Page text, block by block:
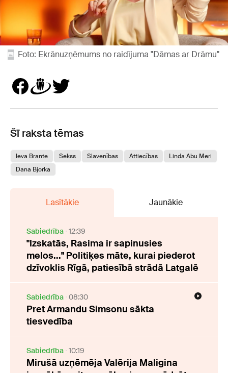
Foto: Ekrānuzņēmums no raidījuma "Dāmas ar Drāmu"
Šī raksta tēmas
Ieva Brante Sekss Slavenības Attiecības
Linda Abu Meri
Dana Bjorka
Lasītākie Jaunākie
Sabiedrība 12:39
"Izskatās, Rasima ir sapinusies
melos..." Politiķes māte, kurai piederot
dzīvoklis Rīgā, patiesībā strādā Latgalē
Sabiedrība 08:30
Pret Armandu Simsonu sākta
tiesvedība
Sabiedrība 10:19
Mirušā uzņēmēja Valērija Maligina